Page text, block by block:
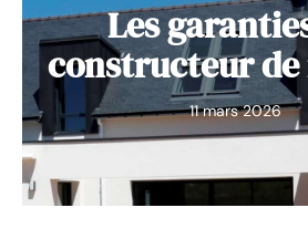
Les
constructeur de
11 mars 2026